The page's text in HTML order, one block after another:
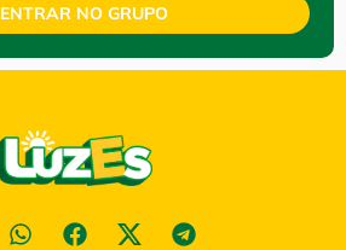
ENTRAR NO GRUPO